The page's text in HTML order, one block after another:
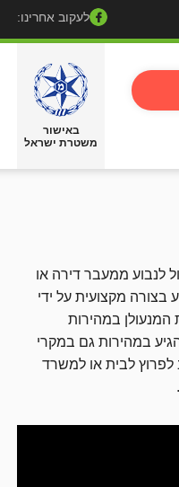
לעקוב אחרינו:
באישור
משטרת ישראל
לנבוע ממעבר דירה או
מקצועית על ידי
המנעולן במהירות
וכמובן שגם בשבת וחג. תמיד עדיף לבחור מנעולן שזמין 24/7 ויוכל להגיע במהירות גם במקרי
לפרוץ לבית או למשרד